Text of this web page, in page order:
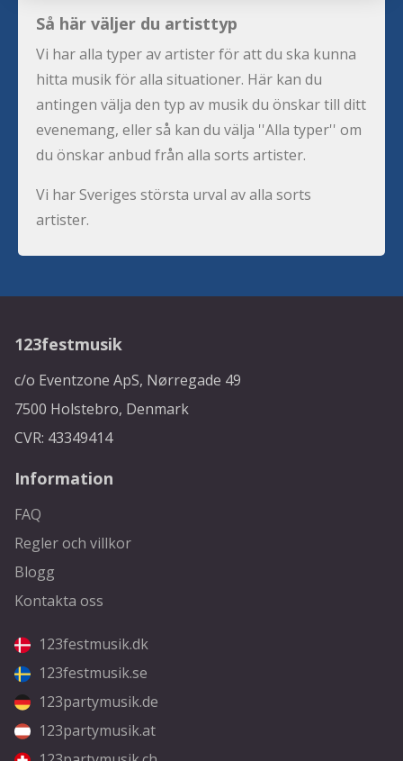
Så här väljer du artisttyp
Vi har alla typer av artister för att du ska kunna
hitta musik för alla situationer. Här kan du
antingen välja den typ av musik du önskar till ditt
evenemang, eller så kan du välja ''Alla typer'' om
du önskar anbud från alla sorts artister.
Vi har Sveriges största urval av alla sorts
artister.
123festmusik
c/o Eventzone ApS, Nørregade 49
7500 Holstebro, Denmark
CVR: 43349414
Information
FAQ
Regler och villkor
Blogg
Kontakta oss
123festmusik.dk
123festmusik.se
123partymusik.de
123partymusik.at